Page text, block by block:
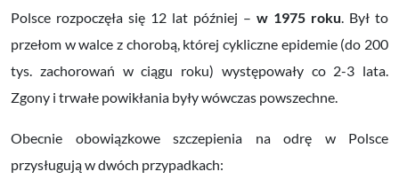
Polsce rozpoczęła się 12 lat później – w 1975 roku . Był to
przełom w walce z chorobą, której cykliczne epidemie (do 200
tys. zachorowań w ciągu roku) występowały co 2-3 lata.
Zgony i trwałe powikłania były wówczas powszechne.
Obecnie obowiązkowe szczepienia na odrę w Polsce
przysługują w dwóch przypadkach: